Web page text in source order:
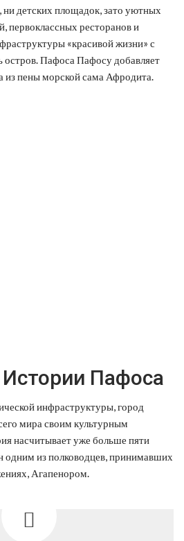
детских площадок, зато уютных
первоклассных ресторанов и
«красивой жизни» с
остров. Пафоса Пафосу добавляет
из пены морской сама Афродита.
Пафоса
инфраструктуры, город
мира своим культурным
насчитывает уже больше пяти
одним из полководцев, принимавших
Агапенором.